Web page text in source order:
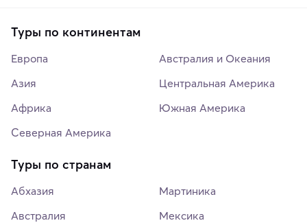
Туры по континентам
Европа
Азия
Африка
Северная Америка
Австралия и Океания
Центральная Америка
Южная Америка
Туры по странам
Абхазия
Австралия
Мартиника
Мексика